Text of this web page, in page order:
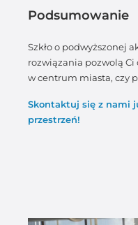
Podsumowanie
Szkło o podwyższonej
rozwiązania pozwolą Ci
w centrum miasta, czy
Skontaktuj się z nami
przestrzeń!